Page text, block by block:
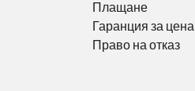
Плащане
Гаранция за цена
Право на отказ